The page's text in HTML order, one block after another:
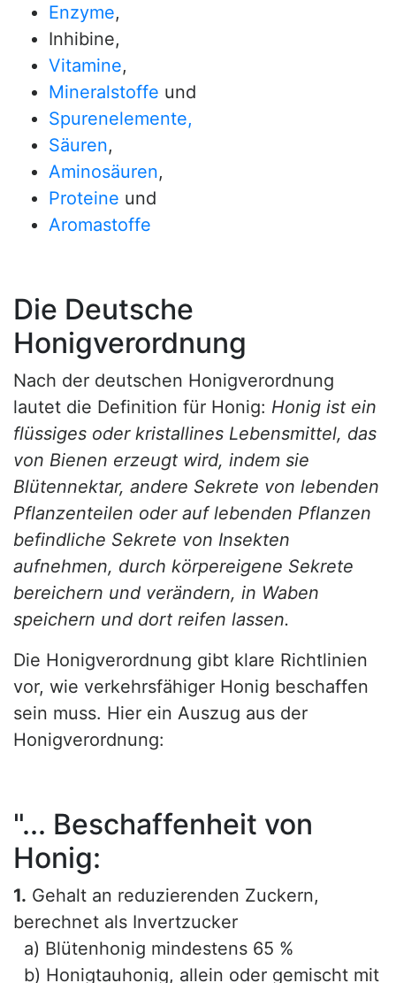
Enzyme,
Inhibine,
Vitamine,
Mineralstoffe und
Spurenelemente,
Säuren,
Aminosäuren,
Proteine und
Aromastoffe
Die Deutsche
Honigverordnung
Nach der deutschen Honigverordnung
lautet die Definition für Honig: Honig ist ein
flüssiges oder kristallines Lebensmittel, das
von Bienen erzeugt wird, indem sie
Blütennektar, andere Sekrete von lebenden
Pflanzenteilen oder auf lebenden Pflanzen
befindliche Sekrete von Insekten
aufnehmen, durch körpereigene Sekrete
bereichern und verändern, in Waben
speichern und dort reifen lassen.
Die Honigverordnung gibt klare Richtlinien
vor, wie verkehrsfähiger Honig beschaffen
sein muss. Hier ein Auszug aus der
Honigverordnung:
"... Beschaffenheit von
Honig:
1. Gehalt an reduzierenden Zuckern,
berechnet als Invertzucker
a) Blütenhonig mindestens 65 %
b) Honigtauhonig, allein oder gemischt mit